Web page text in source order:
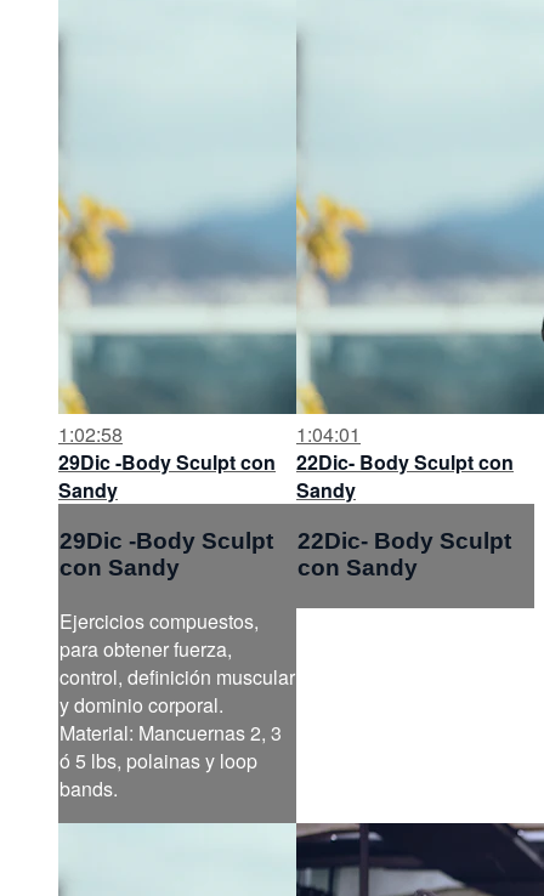
1:02:58
29Dic -Body Sculpt con
Sandy
29Dic -Body Sculpt
con Sandy
Ejercicios compuestos,
para obtener fuerza,
control, definición muscular
y dominio corporal.
Material: Mancuernas 2, 3
ó 5 lbs, polainas y loop
bands.
1:04:01
22Dic- Body Sculpt con
Sandy
22Dic- Body Sculpt
con Sandy